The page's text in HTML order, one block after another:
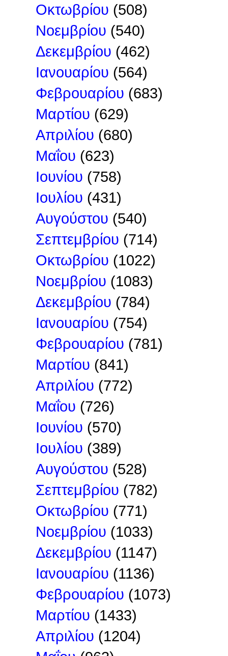
Οκτωβρίου (508)
Νοεμβρίου (540)
Δεκεμβρίου (462)
Ιανουαρίου (564)
Φεβρουαρίου (683)
Μαρτίου (629)
Απριλίου (680)
Μαΐου (623)
Ιουνίου (758)
Ιουλίου (431)
Αυγούστου (540)
Σεπτεμβρίου (714)
Οκτωβρίου (1022)
Νοεμβρίου (1083)
Δεκεμβρίου (784)
Ιανουαρίου (754)
Φεβρουαρίου (781)
Μαρτίου (841)
Απριλίου (772)
Μαΐου (726)
Ιουνίου (570)
Ιουλίου (389)
Αυγούστου (528)
Σεπτεμβρίου (782)
Οκτωβρίου (771)
Νοεμβρίου (1033)
Δεκεμβρίου (1147)
Ιανουαρίου (1136)
Φεβρουαρίου (1073)
Μαρτίου (1433)
Απριλίου (1204)